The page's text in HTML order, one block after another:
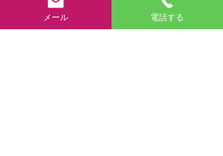
メール 電話する